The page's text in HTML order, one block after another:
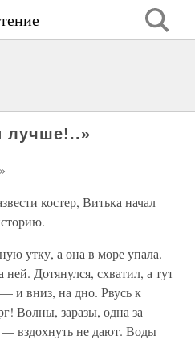
лучше!..»
костер, Витька начал
утку, а она в море упала.
Дотянулся, схватил, а тут
и вниз, на дно. Рвусь к
Волны, заразы, одна за
вздохнуть не дают. Воды